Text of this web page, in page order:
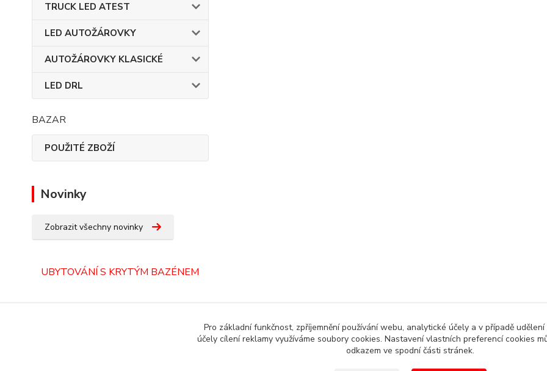
TRUCK LED ATEST
LED AUTOŽÁROVKY
AUTOŽÁROVKY KLASICKÉ
LED DRL
BAZAR
POUŽITÉ ZBOŽÍ
Novinky
Zobrazit všechny novinky
UBYTOVÁNÍ S KRYTÝM BAZÉNEM
Pro základní funkčnost, zpříjemnění používání webu, analytické účely a v případě
účely cílení reklamy využíváme soubory cookies. Nastavení vlastních preferencí cookies
odkazem ve spodní části stránek.